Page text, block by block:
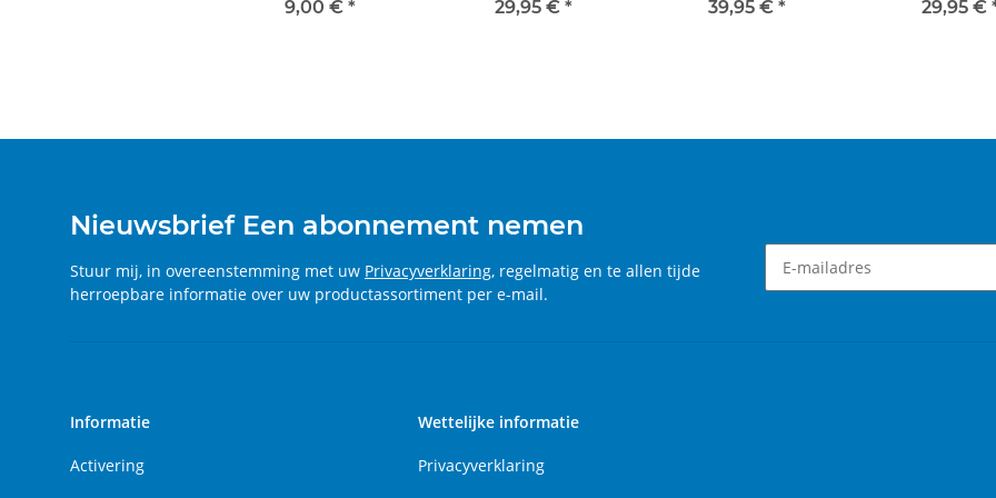
modelbouwset, nieuw
9,00 € *
EVOLUTION
29,95 € *
DIGITAL 132
39,95 € * 29,95 €
Nieuwsbrief Een abonnement nemen
Stuur mij, in overeenstemming met uw Privacyverklaring, regelmatig en te allen tijde
herroepbare informatie over uw productassortiment per e-mail.
Informatie
Activering
Wettelijke informatie
Privacyverklaring